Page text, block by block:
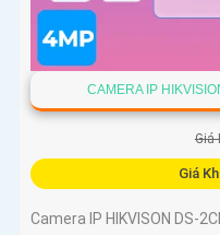
CAMERA IP
Giá
Giá
Camera IP HIKVISON DS-